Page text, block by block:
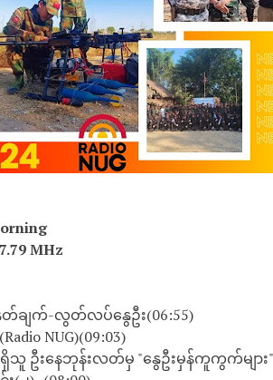
MHz
တ်ချက်-လွတ်လပ်နွေဦး(06:55)
NUG)(09:03)
ခွင့်ရှိသူ ဦးနေဘုန်းလတ်မှ "နွေဦးမှန်ကူကွက်မျ